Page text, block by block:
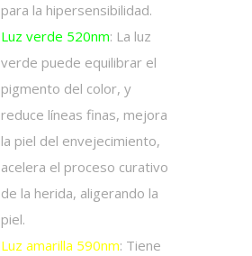
para la hipersensibilidad.
Luz verde 520nm: La luz
verde puede equilibrar el
pigmento del color, y
reduce líneas finas, mejora
la piel del envejecimiento,
acelera el proceso curativo
de la herida, aligerando la
piel.
Luz amarilla 590nm: Tiene